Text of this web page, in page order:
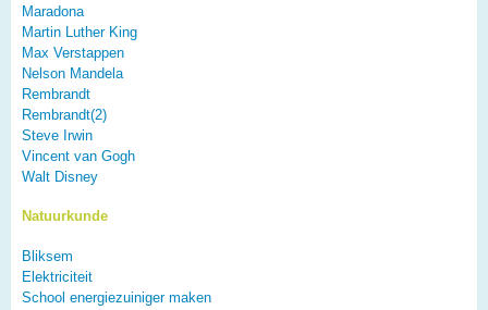
Maradona
Martin Luther King
Max Verstappen
Nelson Mandela
Rembrandt
Rembrandt(2)
Steve Irwin
Vincent van Gogh
Walt Disney
Natuurkunde
Bliksem
Elektriciteit
School energiezuiniger maken